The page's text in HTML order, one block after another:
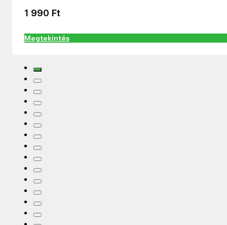
1 990 Ft
Megtekintés